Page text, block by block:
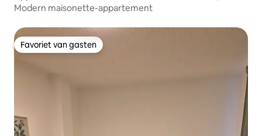
Modern maisonette-appartement
Favoriet van gasten
Favoriet van gasten